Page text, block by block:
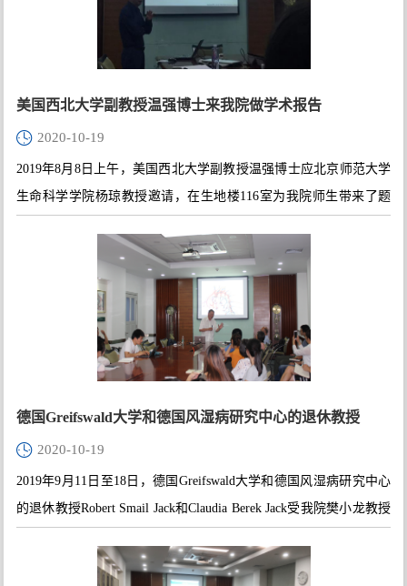
美国西北大学副教授温强博士来我院做学术报告
2020-10-19
2019年8月8日上午，美国西北大学副教授温强博士应北京师范大学
生命科学学院杨琼教授邀请，在生地楼116室为我院师生带来了题
malignancies”的精彩学术报告。
德国Greifswald大学和德国风湿病研究中心的退休教授
Robert Smail Jack和Claudia Berek Jack受我院樊小龙教授
邀请，对北京师范大学生命科学学院进行学术访问和交流
2020-10-19
2019年9月11日至18日，德国Greifswald大学和德国风湿病研究中心
的退休教授Robert Smail Jack和Claudia Berek Jack受我院樊小龙教授
Smail Jack和Claudia Berek Jack教授退休前主要从事免疫学方面的研